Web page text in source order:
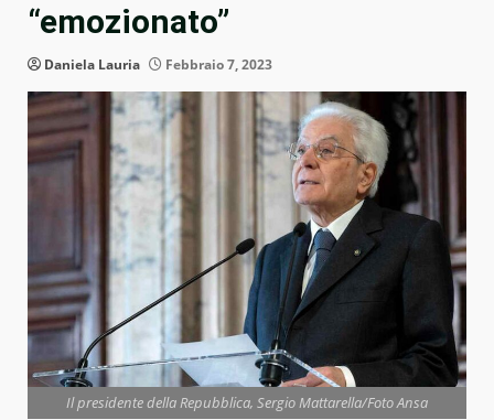
“emozionato”
Daniela Lauria Febbraio 7, 2023
Il presidente della Repubblica, Sergio Mattarella/Foto Ansa